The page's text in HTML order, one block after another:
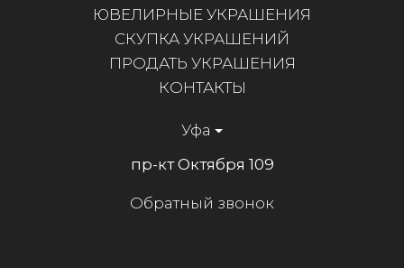
ЮВЕЛИРНЫЕ УКРАШЕНИЯ
СКУПКА УКРАШЕНИЙ
ПРОДАТЬ УКРАШЕНИЯ
КОНТАКТЫ
Уфа
пр-кт Октября 109
Обратный звонок